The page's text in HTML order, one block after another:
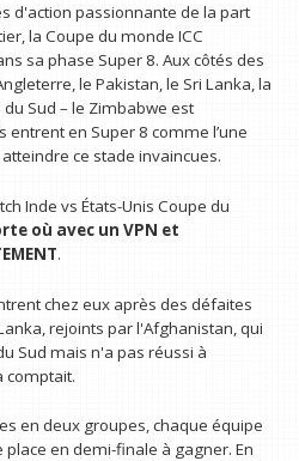
d'action passionnante de la part
la Coupe du monde ICC
sa phase Super 8. Aux côtés des
le Pakistan, le Sri Lanka, la
Sud – le Zimbabwe est
entrent en Super 8 comme l’une
ce stade invaincues.
Inde vs États-Unis Coupe du
où avec un VPN et
.
chez eux après des défaites
rejoints par l'Afghanistan, qui
Sud mais n'a pas réussi à
comptait.
en deux groupes, chaque équipe
en demi-finale à gagner. En